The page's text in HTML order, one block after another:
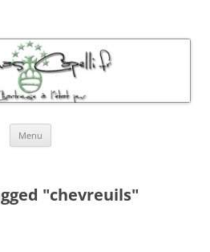
Menu
"chevreuils"